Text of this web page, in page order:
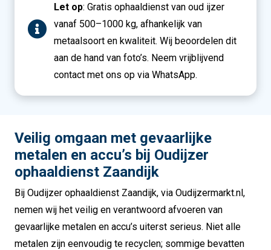
Let op: Gratis ophaaldienst van oud ijzer
vanaf 500–1000 kg, afhankelijk van
metaalsoort en kwaliteit. Wij beoordelen dit
aan de hand van foto’s. Neem vrijblijvend
contact met ons op via WhatsApp.
Veilig omgaan met gevaarlijke
metalen en accu’s bij Oudijzer
ophaaldienst Zaandijk
Bij Oudijzer ophaaldienst Zaandijk, via Oudijzermarkt.nl,
nemen wij het veilig en verantwoord afvoeren van
gevaarlijke metalen en accu’s uiterst serieus. Niet alle
metalen zijn eenvoudig te recyclen; sommige bevatten